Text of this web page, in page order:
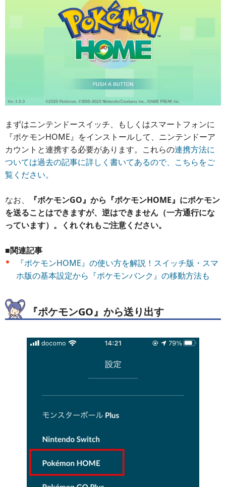
まずはニンテンドースイッチ、もしくはスマートフォンに
『ポケモンHOME』をインストールして、ニンテンドーア
カウントと連携する必要があります。これらの連携方法に
ついては過去の記事に詳しく書いてあるので、こちらをご
覧ください。
なお、
『ポケモンGO』から『ポケモンHOME』にポケモン
を送ることはできますが、逆はできません（一方通行にな
っています）。くれぐれもご注意ください。
■関連記事
『ポケモンHOME』の使い方を解説！スイッチ版・スマ
ホ版の基本設定から『ポケモンバンク』の移動方法も
『ポケモンGO』から送り出す